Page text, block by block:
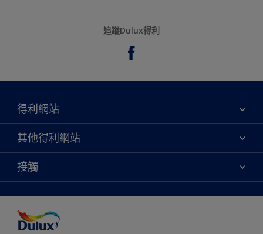
追蹤Dulux得利
得利網站
關於我們
聯絡我們
網站地圖
其他得利網站
永續性
接觸
顏色準確度